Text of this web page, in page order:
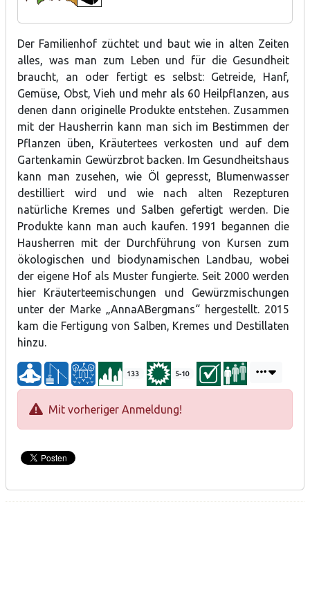
Der Familienhof züchtet und baut wie in alten Zeiten
alles, was man zum Leben und für die Gesundheit
braucht, an oder fertigt es selbst: Getreide, Hanf,
Gemüse, Obst, Vieh und mehr als 60 Heilpflanzen, aus
denen dann originelle Produkte entstehen. Zusammen
mit der Hausherrin kann man sich im Bestimmen der
Pflanzen üben, Kräutertees verkosten und auf dem
Gartenkamin Gewürzbrot backen. Im Gesundheitshaus
kann man zusehen, wie Öl gepresst, Blumenwasser
destilliert wird und wie nach alten Rezepturen
natürliche Kremes und Salben gefertigt werden. Die
Produkte kann man auch kaufen. 1991 begannen die
Hausherren mit der Durchführung von Kursen zum
ökologischen und biodynamischen Landbau, wobei
der eigene Hof als Muster fungierte. Seit 2000 werden
hier Kräuterteemischungen und Gewürzmischungen
unter der Marke „AnnaABergmans“ hergestellt. 2015
kam die Fertigung von Salben, Kremes und Destillaten
hinzu.
133 5-10
Mit vorheriger Anmeldung!